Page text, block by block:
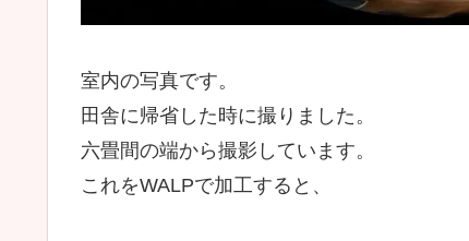
室内の写真です。
田舎に帰省した時に撮りました。
六畳間の端から撮影しています。
これをWALPで加工すると、